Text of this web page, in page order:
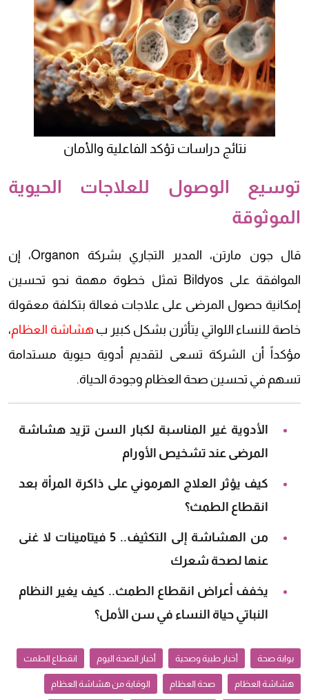
نتائج دراسات تؤكد الفاعلية والأمان
توسيع الوصول للعلاجات الحيوية
الموثوقة
قال جون مارتن، المدير التجاري بشركة Organon، إن
الموافقة على Bildyos تمثل خطوة مهمة نحو تحسين
إمكانية حصول المرضى على علاجات فعالة بتكلفة معقولة
خاصة للنساء اللواتي يتأثرن بشكل كبير ب هشاشة العظام،
مؤكداً أن الشركة تسعى لتقديم أدوية حيوية مستدامة
تسهم في تحسين صحة العظام وجودة الحياة.
الأدوية غير المناسبة لكبار السن تزيد هشاشة
المرضى عند تشخيص الأورام
كيف يؤثر العلاج الهرموني على ذاكرة المرأة بعد
انقطاع الطمث؟
من الهشاشة إلى التكثيف.. 5 فيتامينات لا غنى
عنها لصحة شعرك
يخفف أعراض انقطاع الطمث.. كيف يغير النظام
النباتي حياة النساء في سن الأمل؟
بوابة صحة أخبار طبية وصحية أخبار الصحة اليوم انقطاع الطمث
هشاشة العظام صحة العظام الوقاية من هشاشة العظام